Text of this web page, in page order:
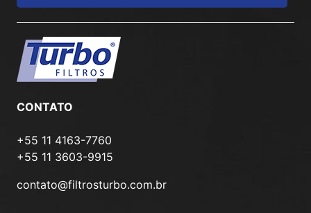
CONTATO
+55 11 4163-7760
+55 11 3603-9915
contato@filtrosturbo.com.br